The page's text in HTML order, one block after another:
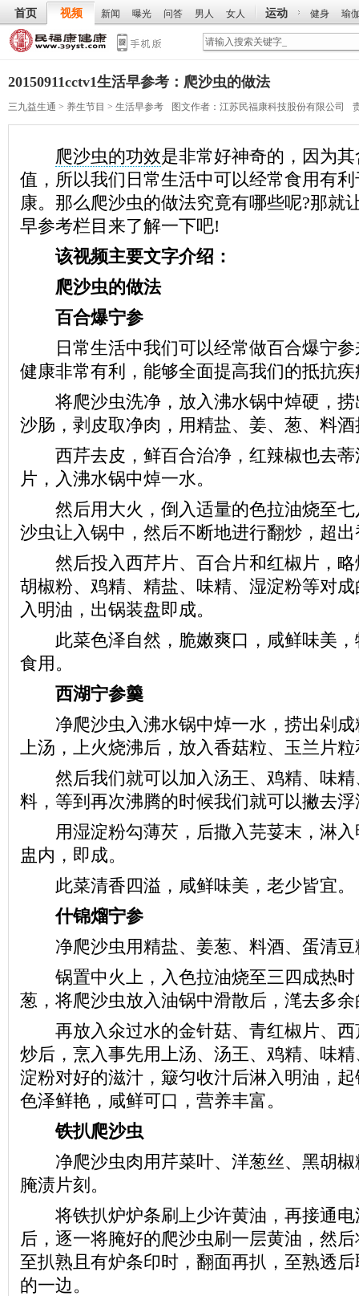
首页 视频 新闻 曝光 问答 男人 女人 运动 健身 瑜
20150911cctv1生活早参考：爬沙虫的做法
三九益生通 > 养生节目 > 生活早参考 图文作者： 江苏民福康科技股份有限公司
爬沙虫的功效是非常好神奇的，因为
值，所以我们日常生活中可以经常食用有
康。那么爬沙虫的做法究竟有哪些呢?那就
早参考栏目来了解一下吧!
该视频主要文字介绍：
爬沙虫的做法
百合爆宁参
日常生活中我们可以经常做百合爆宁参
健康非常有利，能够全面提高我们的抵抗
将爬沙虫洗净，放入沸水锅中焯硬，捞
沙肠，剥皮取净肉，用精盐、姜、葱、料
西芹去皮，鲜百合治净，红辣椒也去蒂
片，入沸水锅中焯一水。
然后用大火，倒入适量的色拉油烧至七
沙虫让入锅中，然后不断地进行翻炒，超
然后投入西芹片、百合片和红椒片，略
胡椒粉、鸡精、精盐、味精、湿淀粉等对
入明油，出锅装盘即成。
此菜色泽自然，脆嫩爽口，咸鲜味美，
食用。
西湖宁参羹
净爬沙虫入沸水锅中焯一水，捞出剁成
上汤，上火烧沸后，放入香菇粒、玉兰片
然后我们就可以加入汤王、鸡精、味精
料，等到再次沸腾的时候我们就可以撇去
用湿淀粉勾薄芡，后撒入芫荽末，淋入
盅内，即成。
此菜清香四溢，咸鲜味美，老少皆宜。
什锦熘宁参
净爬沙虫用精盐、姜葱、料酒、蛋清豆
锅置中火上，入色拉油烧至三四成热时
葱，将爬沙虫放入油锅中滑散后，滗去多
再放入氽过水的金针菇、青红椒片、西
炒后，烹入事先用上汤、汤王、鸡精、味
淀粉对好的滋汁，簸匀收汁后淋入明油，
色泽鲜艳，咸鲜可口，营养丰富。
铁扒爬沙虫
净爬沙虫肉用芹菜叶、洋葱丝、黑胡椒
腌渍片刻。
将铁扒炉炉条刷上少许黄油，再接通电
后，逐一将腌好的爬沙虫刷一层黄油，然
至扒熟且有炉条印时，翻面再扒，至熟透
的一边。